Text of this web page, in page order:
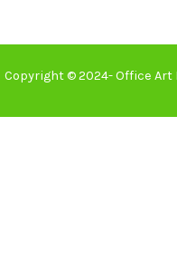
Copyright © 2024- Office Art